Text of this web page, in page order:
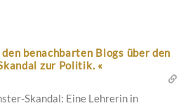
benachbarten Blogs über den
zur Politik. «
Skandal: Eine Lehrerin in